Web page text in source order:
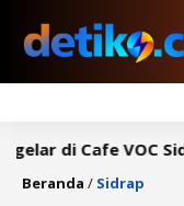
VOC Sidrap
Beranda / Sidrap